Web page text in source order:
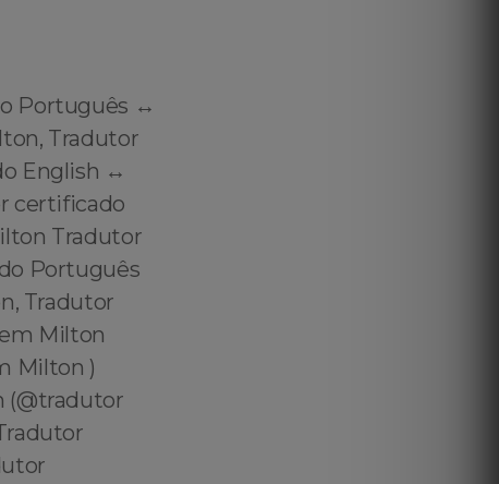
Português ↔️
Tradutor
English ↔️
certificado
Tradutor
Português
Tradutor
Milton
Milton )
(@tradutor